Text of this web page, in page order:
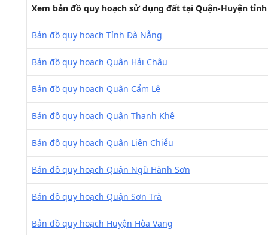
Xem bản đồ quy hoạch sử dụng đất tại Quận-Huyện
Bản đồ quy hoạch Tỉnh Đà Nẵng
Bản đồ quy hoạch Quận Hải Châu
Bản đồ quy hoạch Quận Cẩm Lệ
Bản đồ quy hoạch Quận Thanh Khê
Bản đồ quy hoạch Quận Liên Chiểu
Bản đồ quy hoạch Quận Ngũ Hành Sơn
Bản đồ quy hoạch Quận Sơn Trà
Bản đồ quy hoạch Huyện Hòa Vang